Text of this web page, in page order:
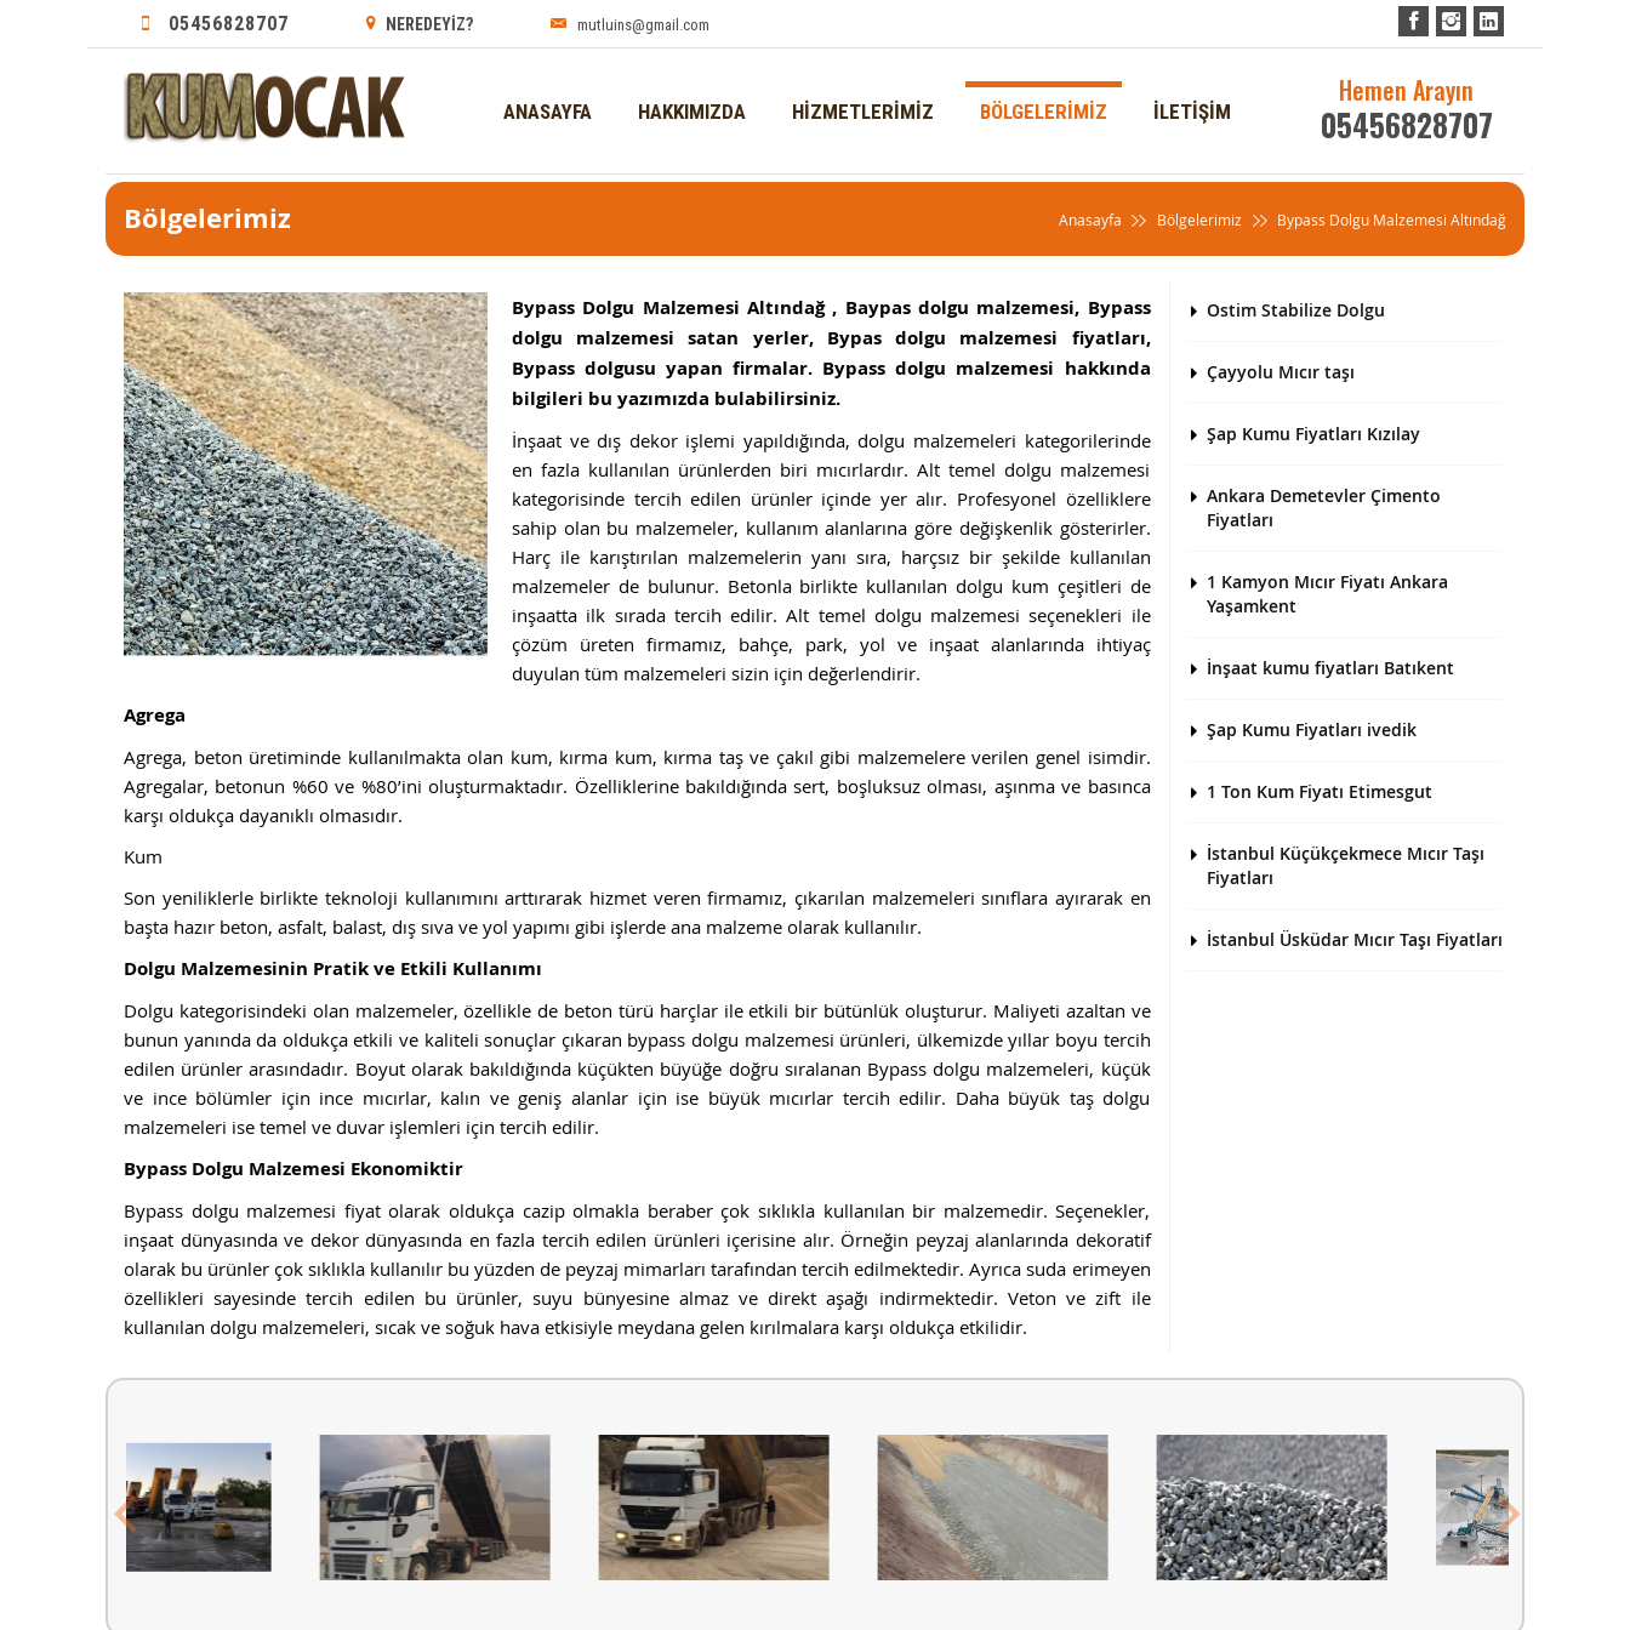
05456828707 NEREDEYİZ? mutluins@gmail.com
ANASAYFA HAKKIMIZDA HİZMETLERİMİZ BÖLGELERİMİZ İLETİŞİM
Hemen Arayın
05456828707
Bölgelerimiz Anasayfa Bölgelerimiz Bypass Dolgu Malzemesi Altındağ
Bypass Dolgu Malzemesi Altındağ , Baypas dolgu malzemesi, Bypass
dolgu malzemesi satan yerler, Bypas dolgu malzemesi fiyatları,
Bypass dolgusu yapan firmalar. Bypass dolgu malzemesi hakkında
bilgileri bu yazımızda bulabilirsiniz.
İnşaat ve dış dekor işlemi yapıldığında, dolgu malzemeleri kategorilerinde
en fazla kullanılan ürünlerden biri mıcırlardır. Alt temel dolgu malzemesi
kategorisinde tercih edilen ürünler içinde yer alır. Profesyonel özelliklere
sahip olan bu malzemeler, kullanım alanlarına göre değişkenlik gösterirler.
Harç ile karıştırılan malzemelerin yanı sıra, harçsız bir şekilde kullanılan
malzemeler de bulunur. Betonla birlikte kullanılan dolgu kum çeşitleri de
inşaatta ilk sırada tercih edilir. Alt temel dolgu malzemesi seçenekleri ile
çözüm üreten firmamız, bahçe, park, yol ve inşaat alanlarında ihtiyaç
duyulan tüm malzemeleri sizin için değerlendirir.
Agrega
Agrega, beton üretiminde kullanılmakta olan kum, kırma kum, kırma taş ve çakıl gibi malzemelere verilen genel isimdir.
Agregalar, betonun %60 ve %80’ini oluşturmaktadır. Özelliklerine bakıldığında sert, boşluksuz olması, aşınma ve basınca
karşı oldukça dayanıklı olmasıdır.
Kum
Son yeniliklerle birlikte teknoloji kullanımını arttırarak hizmet veren firmamız, çıkarılan malzemeleri sınıflara ayırarak en
başta hazır beton, asfalt, balast, dış sıva ve yol yapımı gibi işlerde ana malzeme olarak kullanılır.
Dolgu Malzemesinin Pratik ve Etkili Kullanımı
Dolgu kategorisindeki olan malzemeler, özellikle de beton türü harçlar ile etkili bir bütünlük oluşturur. Maliyeti azaltan ve
bunun yanında da oldukça etkili ve kaliteli sonuçlar çıkaran bypass dolgu malzemesi ürünleri, ülkemizde yıllar boyu tercih
edilen ürünler arasındadır. Boyut olarak bakıldığında küçükten büyüğe doğru sıralanan Bypass dolgu malzemeleri, küçük
ve ince bölümler için ince mıcırlar, kalın ve geniş alanlar için ise büyük mıcırlar tercih edilir. Daha büyük taş dolgu
malzemeleri ise temel ve duvar işlemleri için tercih edilir.
Bypass Dolgu Malzemesi Ekonomiktir
Bypass dolgu malzemesi fiyat olarak oldukça cazip olmakla beraber çok sıklıkla kullanılan bir malzemedir. Seçenekler,
inşaat dünyasında ve dekor dünyasında en fazla tercih edilen ürünleri içerisine alır. Örneğin peyzaj alanlarında dekoratif
olarak bu ürünler çok sıklıkla kullanılır bu yüzden de peyzaj mimarları tarafından tercih edilmektedir. Ayrıca suda erimeyen
özellikleri sayesinde tercih edilen bu ürünler, suyu bünyesine almaz ve direkt aşağı indirmektedir. Veton ve zift ile
kullanılan dolgu malzemeleri, sıcak ve soğuk hava etkisiyle meydana gelen kırılmalara karşı oldukça etkilidir.
Ostim Stabilize Dolgu
Çayyolu Mıcır taşı
Şap Kumu Fiyatları Kızılay
Ankara Demetevler Çimento
Fiyatları
1 Kamyon Mıcır Fiyatı Ankara
Yaşamkent
İnşaat kumu fiyatları Batıkent
Şap Kumu Fiyatları ivedik
1 Ton Kum Fiyatı Etimesgut
İstanbul Küçükçekmece Mıcır Taşı
Fiyatları
İstanbul Üsküdar Mıcır Taşı Fiyatları